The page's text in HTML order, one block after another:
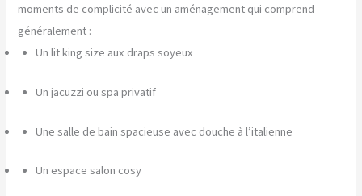
moments de complicité avec un aménagement qui comprend
généralement :
Un lit king size aux draps soyeux
Un jacuzzi ou spa privatif
Une salle de bain spacieuse avec douche à l’italienne
Un espace salon cosy